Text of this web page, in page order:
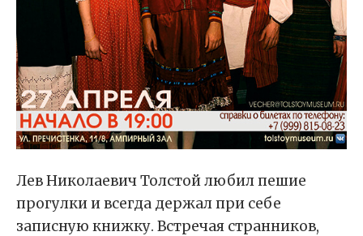
Лев Николаевич Толстой любил пешие
прогулки и всегда держал при себе
записную книжку. Встречая странников,